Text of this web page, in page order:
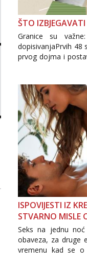
ŠTO
Granice su
dopisivanjaPrvih 48
prvog dojma i
Važno je izbjeći
informacija, jer
povjerenje. Takođe...
ISPOVIJESTI IZ
STVARNO MISLE
Seks na jednu
obaveza, za druge
vremenu kad se
tema „jedne noći